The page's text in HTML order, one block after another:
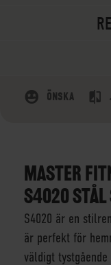
ÖNSKA
MASTER
S4020 STÅL
S4020 är en
är perfekt för
väldigt